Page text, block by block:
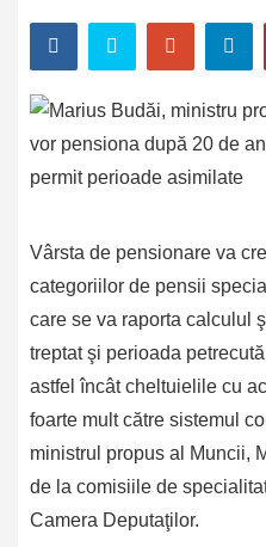
Vârsta de pensionare va
categoriilor de pensii
care se va raporta calculul
treptat şi perioada
astfel încât cheltuielile cu
foarte mult către sistemul
ministrul propus al Muncii,
de la comisiile de
Camera Deputaţilor.